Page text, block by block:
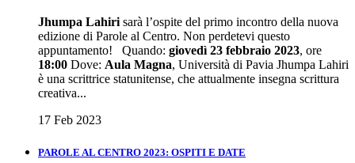
Jhumpa Lahiri sarà l’ospite del primo incontro della nuova
edizione di Parole al Centro. Non perdetevi questo
appuntamento! Quando: giovedì 23 febbraio 2023, ore
18:00 Dove: Aula Magna, Università di Pavia Jhumpa Lahiri
è una scrittrice statunitense, che attualmente insegna scrittura
creativa...
17 Feb 2023
PAROLE AL CENTRO 2023: OSPITI E DATE